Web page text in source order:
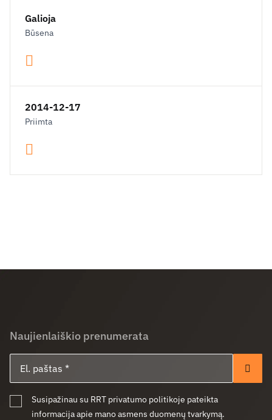
Galioja
Būsena
2014-12-17
Priimta
Naujienlaiškio prenumerata
Susipažinau su RRT privatumo politikoje pateikta
informacija apie mano asmens duomenų tvarkymą.